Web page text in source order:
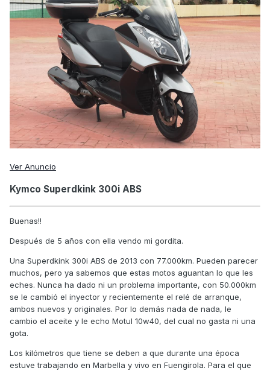
Ver Anuncio
Kymco Superdkink 300i ABS
Buenas!!
Después de 5 años con ella vendo mi gordita.
Una Superdkink 300i ABS de 2013 con 77.000km. Pueden parecer
muchos, pero ya sabemos que estas motos aguantan lo que les
eches. Nunca ha dado ni un problema importante, con 50.000km
se le cambió el inyector y recientemente el relé de arranque,
ambos nuevos y originales. Por lo demás nada de nada, le
cambio el aceite y le echo Motul 10w40, del cual no gasta ni una
gota.
Los kilómetros que tiene se deben a que durante una época
estuve trabajando en Marbella y vivo en Fuengirola. Para el que